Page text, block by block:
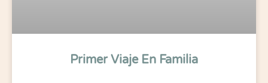
Primer Viaje En Familia